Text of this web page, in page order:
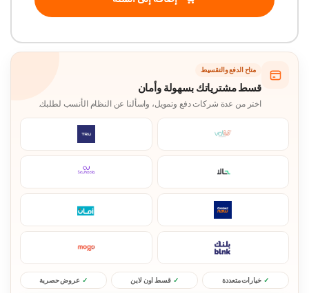
متاح الدفع والتقسيط
قسط مشترياتك بسهولة وأمان
اختر من عدة شركات دفع وتمويل، واسألنا عن النظام الأنسب لطلبك.
خيارات متعددة قسط اون لاين عروض حصرية